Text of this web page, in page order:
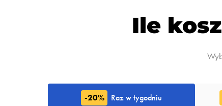
Ile
-20% Raz w tygodniu